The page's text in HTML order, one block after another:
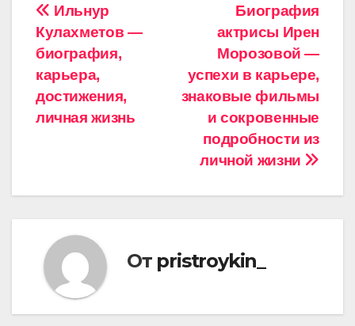
Навигация
по
записям
Биография
актрисы Ирен
Морозовой —
успехи в карьере,
знаковые фильмы
и сокровенные
подробности из
личной жизни
Ильнур
Кулахметов —
биография,
карьера,
достижения,
личная жизнь
От pristroykin_